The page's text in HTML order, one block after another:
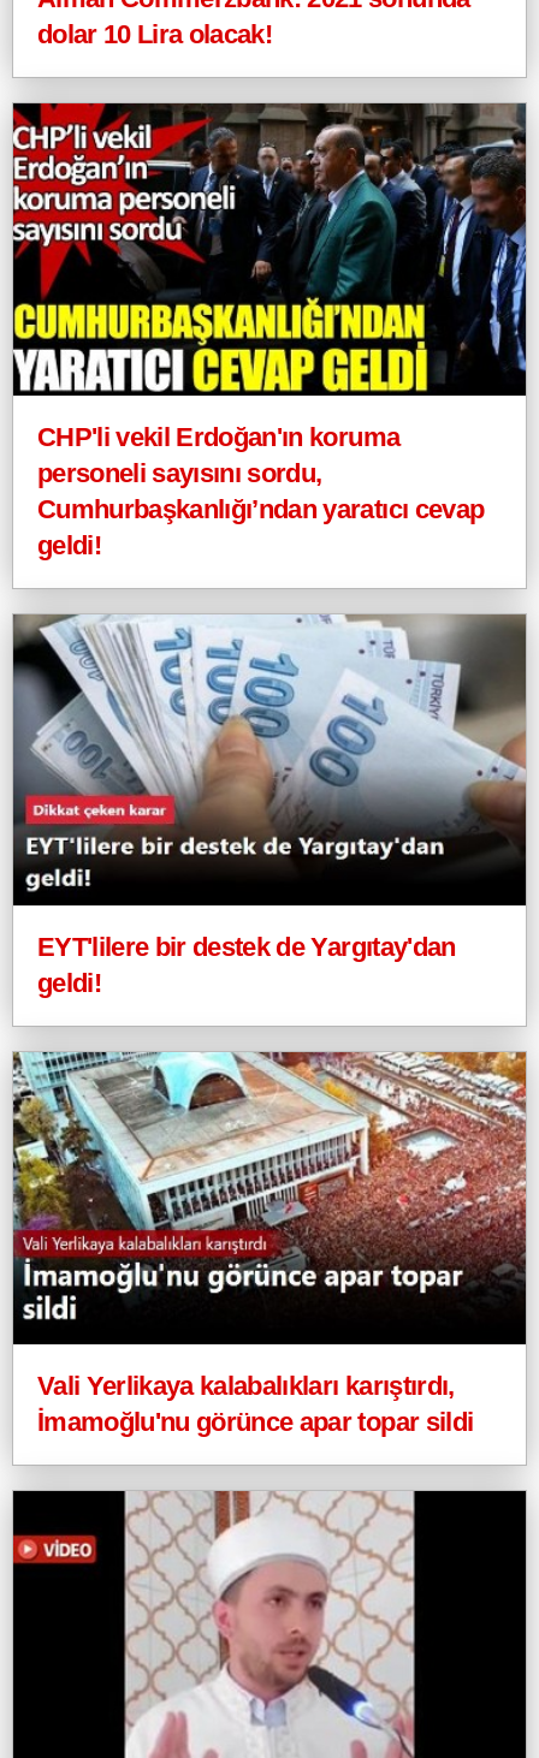
dolar 10 Lira olacak!
CHP'li vekil Erdoğan'ın koruma
personeli sayısını sordu,
Cumhurbaşkanlığı’ndan yaratıcı cevap
geldi!
EYT'lilere bir destek de Yargıtay'dan
geldi!
Vali Yerlikaya kalabalıkları karıştırdı,
İmamoğlu'nu görünce apar topar sildi